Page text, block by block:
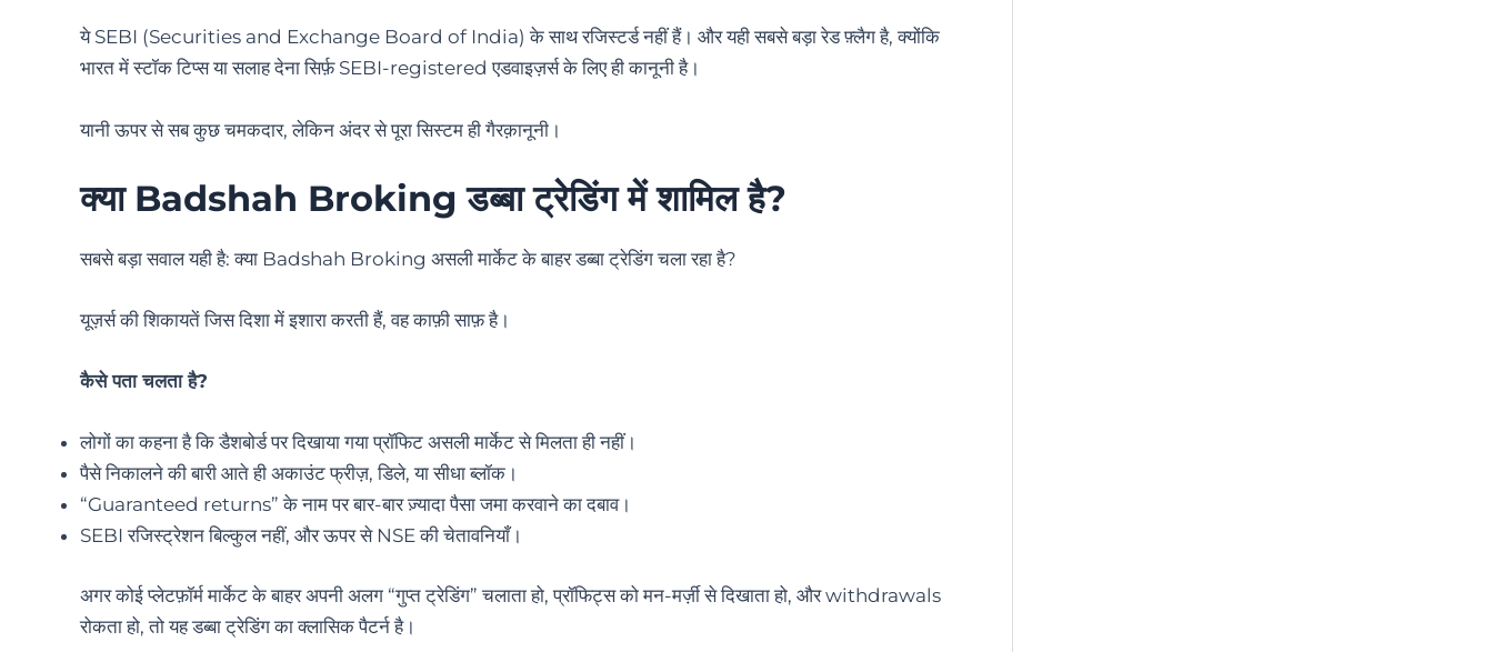
ये SEBI (Securities and Exchange Board of India) के साथ रजिस्टर्ड नहीं हैं। और यही सबसे बड़ा रेड फ़्लैग है, क्योंकि
भारत में स्टॉक टिप्स या सलाह देना सिर्फ़ SEBI-registered एडवाइज़र्स के लिए ही कानूनी है।
यानी ऊपर से सब कुछ चमकदार, लेकिन अंदर से पूरा सिस्टम ही गैरक़ानूनी।
क्या Badshah Broking डब्बा ट्रेडिंग में शामिल है?
सबसे बड़ा सवाल यही है: क्या Badshah Broking असली मार्केट के बाहर डब्बा ट्रेडिंग चला रहा है?
यूज़र्स की शिकायतें जिस दिशा में इशारा करती हैं, वह काफ़ी साफ़ है।
कैसे पता चलता है?
लोगों का कहना है कि डैशबोर्ड पर दिखाया गया प्रॉफिट असली मार्केट से मिलता ही नहीं।
पैसे निकालने की बारी आते ही अकाउंट फ्रीज़, डिले, या सीधा ब्लॉक।
“Guaranteed returns” के नाम पर बार-बार ज़्यादा पैसा जमा करवाने का दबाव।
SEBI रजिस्ट्रेशन बिल्कुल नहीं, और ऊपर से NSE की चेतावनियाँ।
अगर कोई प्लेटफ़ॉर्म मार्केट के बाहर अपनी अलग “गुप्त ट्रेडिंग” चलाता हो, प्रॉफिट्स को मन-मर्ज़ी से दिखाता हो, और withdrawals
रोकता हो, तो यह डब्बा ट्रेडिंग का क्लासिक पैटर्न है।